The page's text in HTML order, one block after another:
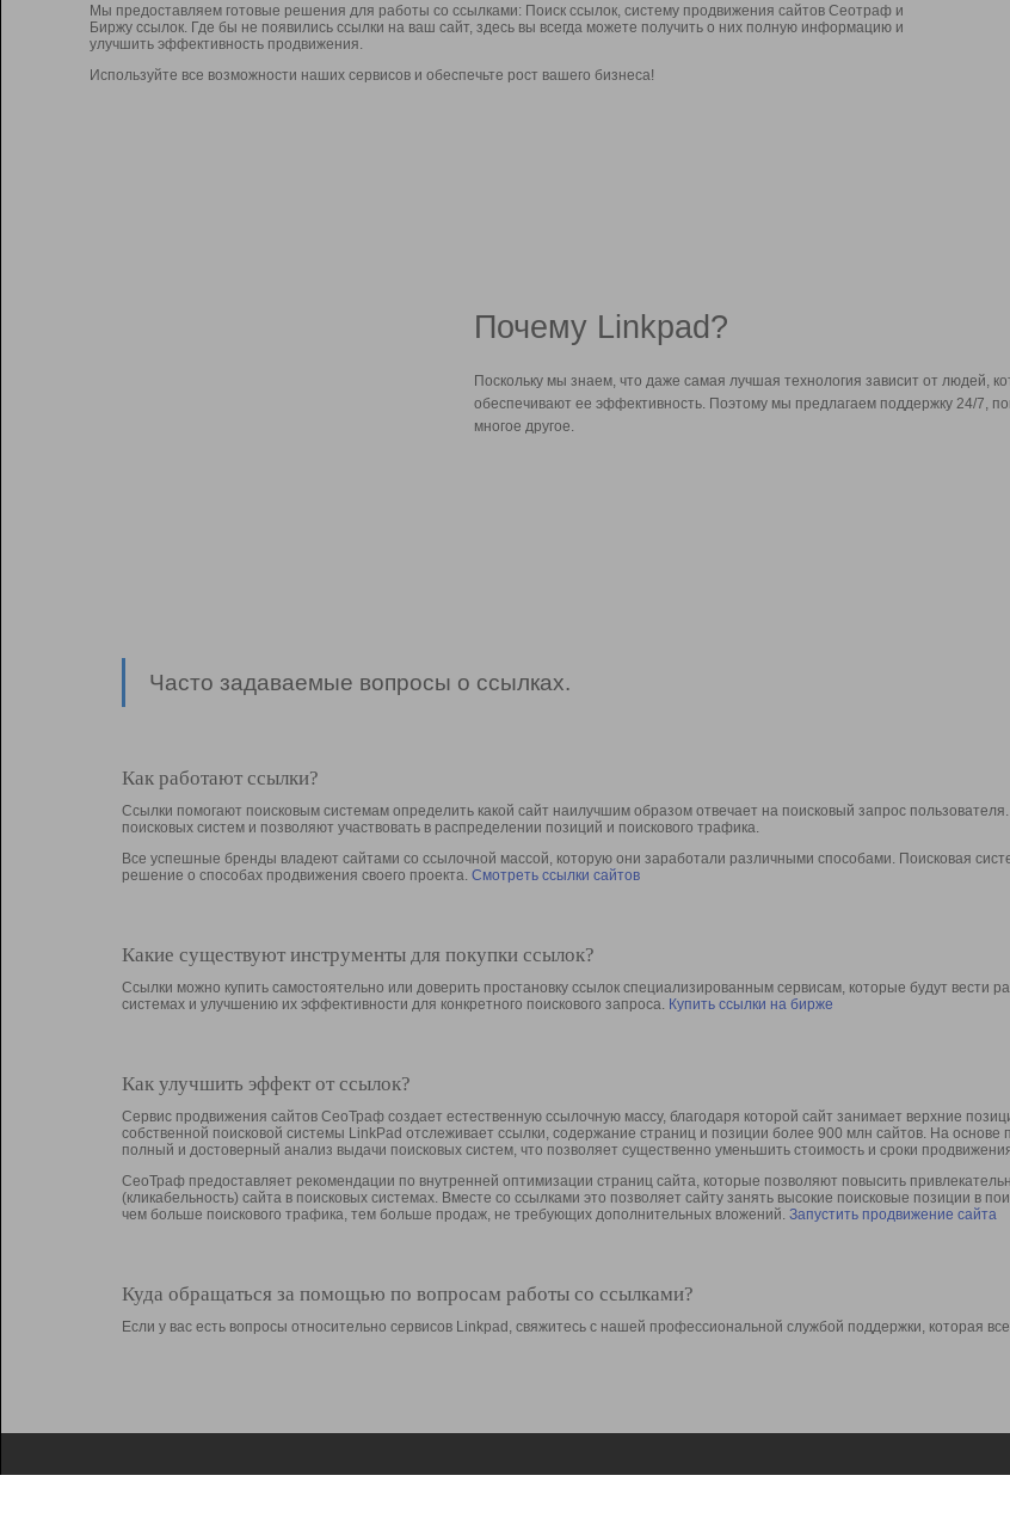
Мы предоставляем готовые решения для работы со ссылками: Поиск ссылок, систему продвижения сайтов Сеотраф и
Биржу ссылок. Где бы не появились ссылки на ваш сайт, здесь вы всегда можете получить о них полную информацию и
улучшить эффективность продвижения.
Используйте все возможности наших сервисов и обеспечьте рост вашего бизнеса!
Почему Linkpad?
Поскольку мы знаем, что даже самая лучшая технология зависит от людей,
обеспечивают ее эффективность. Поэтому мы предлагаем поддержку 24/7,
многое другое.
Часто задаваемые вопросы о ссылках.
Как работают ссылки?
Ссылки помогают поисковым системам определить какой сайт наилучшим образом отвечает на поисковый запрос
поисковых систем и позволяют участвовать в раcпределении позиций и поискового трафика.
Все успешные бренды владеют сайтами со ссылочной массой, которую они заработали различными способами. Поисковая
решение о способах продвижения своего проекта. Смотреть ссылки сайтов
Какие существуют инструменты для покупки ссылок?
Ссылки можно купить самостоятельно или доверить простановку ссылок специализированным сервисам, которые будут вести
системах и улучшению их эффективности для конкретного поискового запроса. Купить ссылки на бирже
Как улучшить эффект от ссылок?
Сервис продвижения сайтов СеоТраф создает естественную ссылочную массу, благодаря которой сайт занимает верхние
собственной поисковой системы LinkPad отслеживает ссылки, содержание страниц и позиции более 900 млн сайтов. На
полный и достоверный анализ выдачи поисковых систем, что позволяет существенно уменьшить стоимость и сроки
СеоТраф предоставляет рекомендации по внутренней оптимизации страниц сайта, которые позволяют повысить
(кликабельность) сайта в поисковых системах. Вместе со ссылками это позволяет сайту занять высокие поисковые позиции в
чем больше поискового трафика, тем больше продаж, не требующих дополнительных вложений. Запустить продвижение сайта
Куда обращаться за помощью по вопросам работы со ссылками?
Если у вас есть вопросы относительно сервисов Linkpad, свяжитесь с нашей профессиональной службой поддержки, которая